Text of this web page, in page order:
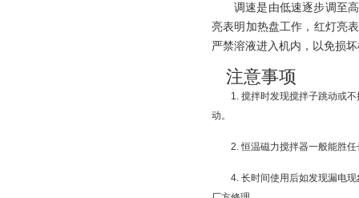
调速是由低速逐步调至
亮表明加热盘工作，红灯亮
严禁溶液进入机内，以免损
注意事项
1. 搅拌时发现搅拌子跳动或
动。
2. 恒温磁力搅拌器一般能胜
4. 长时间使用后如发现漏电